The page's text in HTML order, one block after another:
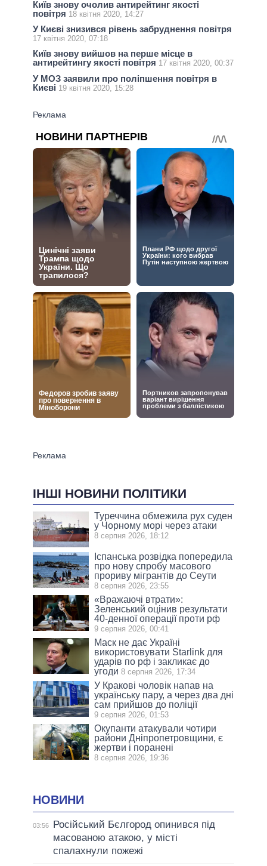
Київ знову очолив антирейтинг якості
повітря 18 квітня 2020, 14:27
У Києві знизився рівень забруднення повітря
17 квітня 2020, 07:18
Київ знову вийшов на перше місце в
антирейтингу якості повітря 17 квітня 2020, 00:37
У МОЗ заявили про поліпшення повітря в
Києві 19 квітня 2020, 15:28
ІНШІ НОВИНИ ПОЛІТИКИ
Туреччина обмежила рух суден
у Чорному морі через атаки
8 серпня 2026, 18:12
Іспанська розвідка попередила
про нову спробу масового
прориву мігрантів до Сеути
8 серпня 2026, 23:55
«Вражаючі втрати»:
Зеленський оцінив результати
40-денної операції проти рф
9 серпня 2026, 00:41
Маск не дає Україні
використовувати Starlink для
ударів по рф і закликає до
угоди 8 серпня 2026, 17:34
У Кракові чоловік напав на
українську пару, а через два дні
сам прийшов до поліції
9 серпня 2026, 01:53
Окупанти атакували чотири
райони Дніпропетровщини, є
жертви і поранені
8 серпня 2026, 19:36
НОВИНИ
03:56
Російський Бєлгород опинився під
масованою атакою, у місті
спалахнули пожежі